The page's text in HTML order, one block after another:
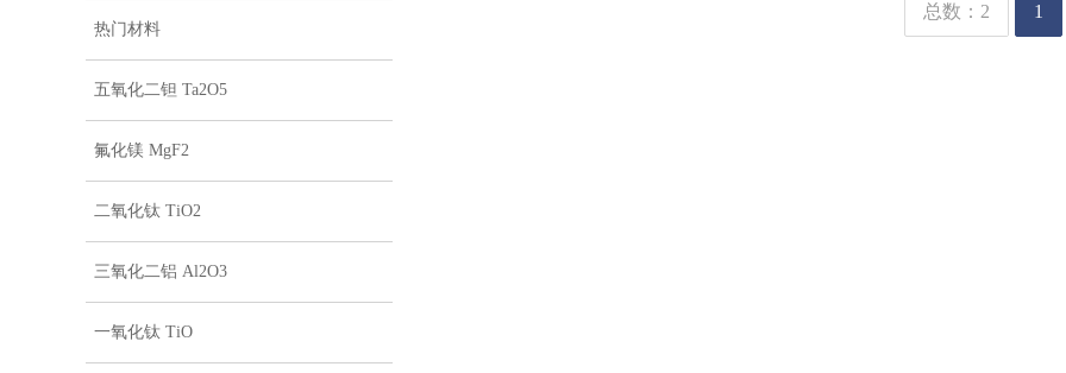
热门材料
五氧化二钽 Ta2O5
氟化镁 MgF2
二氧化钛 TiO2
三氧化二铝 Al2O3
一氧化钛 TiO
总数：2 1